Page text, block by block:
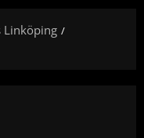
Linköping